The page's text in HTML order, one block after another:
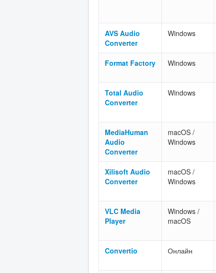
AVS Audio
Converter
Windows
Format Factory Windows
Total Audio
Converter
Windows
MediaHuman
Audio
Converter
macOS /
Windows
Xilisoft Audio
Converter
macOS /
Windows
VLC Media
Player
Windows /
macOS
Convertio Онлайн